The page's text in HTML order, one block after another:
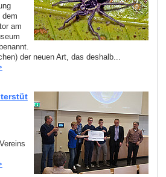
dem
am
der neuen Art, das deshalb...